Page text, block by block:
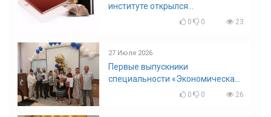
институте открылся
диссертационный совет!
0 0 23
27 Июля 2026
Первые выпускники
специальности «Экономическая
0 0 26